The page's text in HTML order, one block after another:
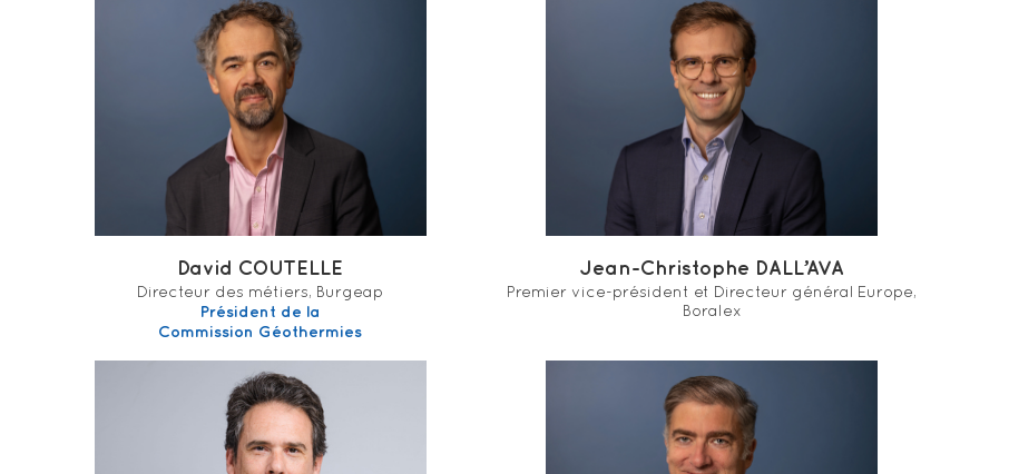
David COUTELLE
Directeur des métiers, Burgeap
Président de la
Commission Géothermies
Jean-Christophe DALL’AVA
Premier vice-président et Directeur général Europe,
Boralex